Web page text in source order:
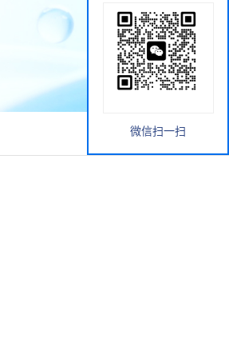
微信扫一扫